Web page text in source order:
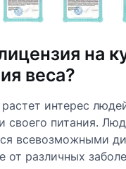
на
веса?
интерес
своего питания.
всевозможными
от различных